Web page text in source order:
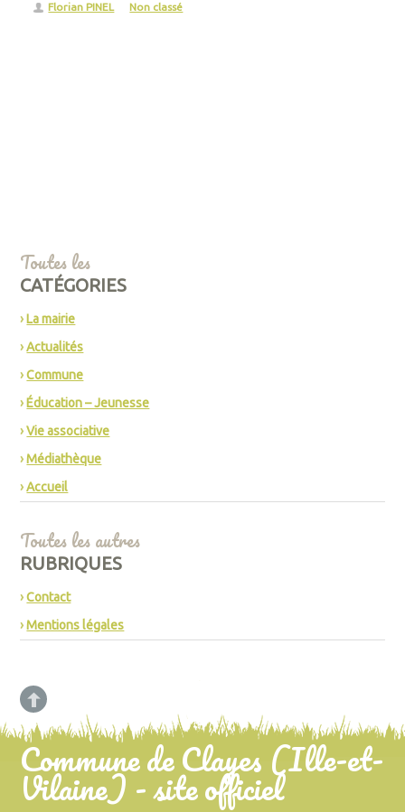
Florian PINEL Non classé
Toutes les
CATÉGORIES
La mairie
Actualités
Commune
Éducation – Jeunesse
Vie associative
Médiathèque
Accueil
Toutes les autres
RUBRIQUES
Contact
Mentions légales
Commune de Clayes (Ille-et-
Vilaine) - site officiel